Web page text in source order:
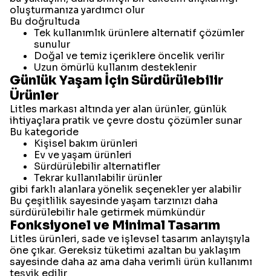
oluşturmanıza yardımcı olur
Bu doğrultuda
Tek kullanımlık ürünlere alternatif çözümler
sunulur
Doğal ve temiz içeriklere öncelik verilir
Uzun ömürlü kullanım desteklenir
Günlük Yaşam İçin Sürdürülebilir
Ürünler
Litles markası altında yer alan ürünler, günlük
ihtiyaçlara pratik ve çevre dostu çözümler sunar
Bu kategoride
Kişisel bakım ürünleri
Ev ve yaşam ürünleri
Sürdürülebilir alternatifler
Tekrar kullanılabilir ürünler
gibi farklı alanlara yönelik seçenekler yer alabilir
Bu çeşitlilik sayesinde yaşam tarzınızı daha
sürdürülebilir hale getirmek mümkündür
Fonksiyonel ve Minimal Tasarım
Litles ürünleri, sade ve işlevsel tasarım anlayışıyla
öne çıkar. Gereksiz tüketimi azaltan bu yaklaşım
sayesinde daha az ama daha verimli ürün kullanımı
teşvik edilir